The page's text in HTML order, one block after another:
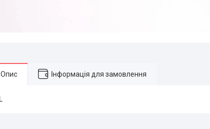
Опис Інформація для замовлення